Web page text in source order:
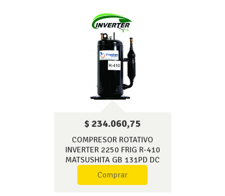
$ 234.060,75
COMPRESOR ROTATIVO
INVERTER 2250 FRIG R-410
MATSUSHITA GB 131PD DC
Comprar